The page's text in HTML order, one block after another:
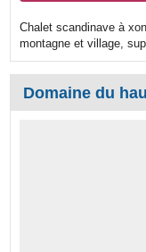
Chalet scandinave à
montagne et village,
Domaine du